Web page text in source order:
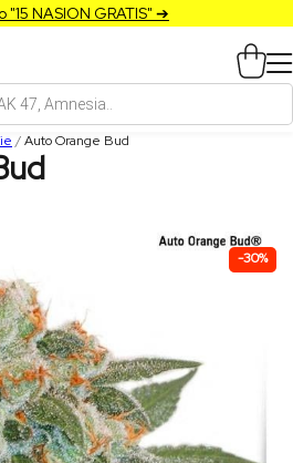
"15 NASION GRATIS" ➔
/Auto Orange Bud
-30%